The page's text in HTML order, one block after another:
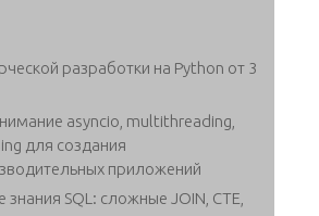
разработки на Python от 3
asyncio, multithreading,
для создания
приложений
знания SQL: сложные JOIN, CTE,